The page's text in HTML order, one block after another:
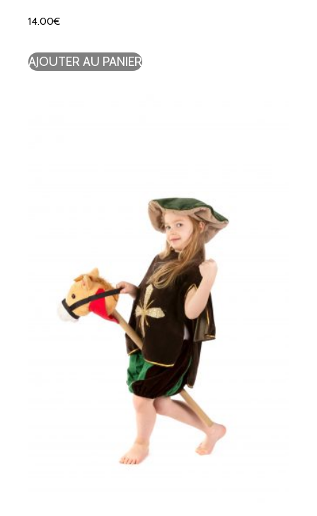
14.00€
AJOUTER AU PANIER